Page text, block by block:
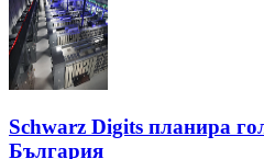
Schwarz Digits планира
България